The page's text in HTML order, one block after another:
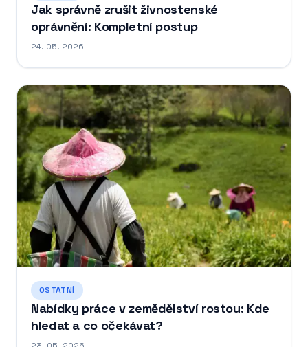
Jak správně zrušit živnostenské
oprávnění: Kompletní postup
24. 05. 2026
OSTATNÍ
Nabídky práce v zemědělství rostou: Kde
hledat a co očekávat?